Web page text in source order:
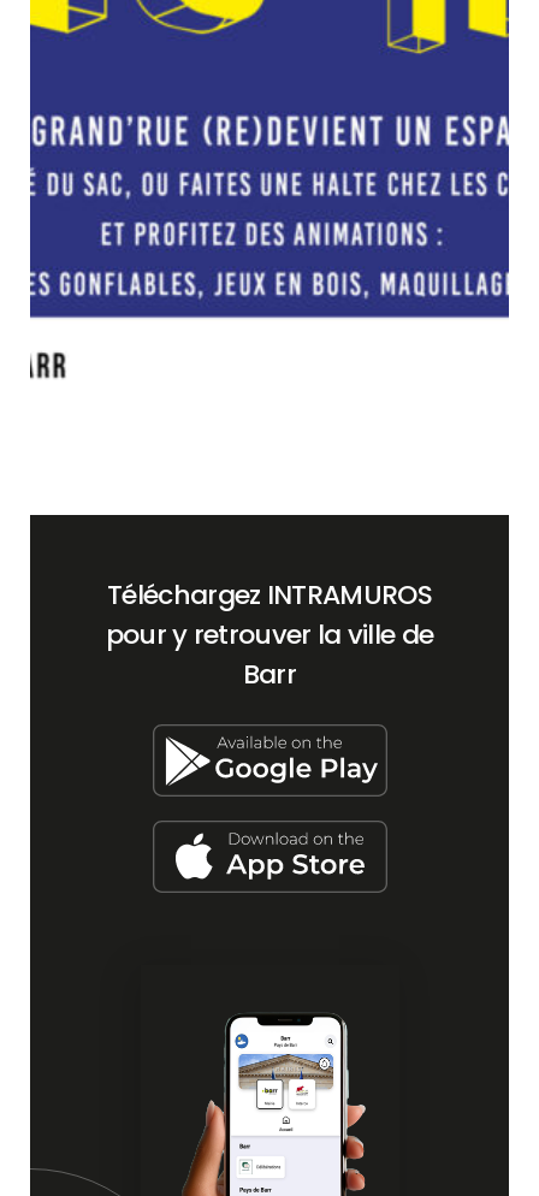
Téléchargez INTRAMUROS
pour y retrouver la ville de
Barr